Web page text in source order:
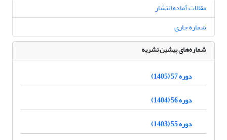
مقالات آماده انتشار
شماره جاری
شماره‌های پیشین نشریه
دوره 57 (1405)
دوره 56 (1404)
دوره 55 (1403)